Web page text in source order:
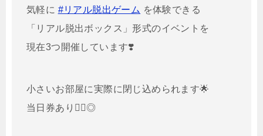
気軽に #リアル脱出ゲーム を体験できる
「リアル脱出ボックス」形式のイベントを
現在3つ開催しています❣️
小さいお部屋に実際に閉じ込められます🌟
当日券あり🙆‍♀️◎